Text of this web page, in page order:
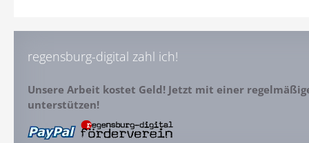
regensburg-digital zahl ich!
Unsere Arbeit kostet Geld! Jetzt mit einer
unterstützen!